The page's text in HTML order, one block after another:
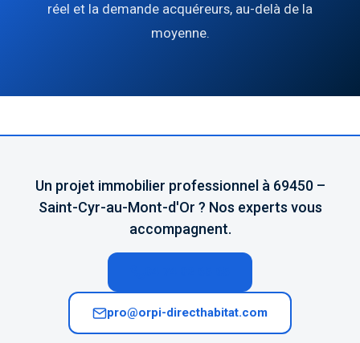
réel et la demande acquéreurs, au-delà de la
moyenne.
Un projet immobilier professionnel à 69450 –
Saint-Cyr-au-Mont-d'Or ? Nos experts vous
accompagnent.
pro@orpi-directhabitat.com